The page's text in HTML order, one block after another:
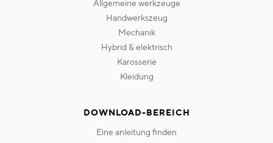
allgemeine werkzeuge
handwerkszeug
mechanik
hybrid & elektrisch
karosserie
kleidung
DOWNLOAD-BEREICH
eine anleitung finden